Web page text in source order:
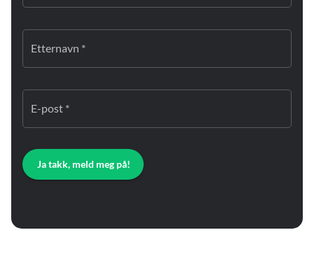
Etternavn *
E-post *
Ja takk, meld meg på!